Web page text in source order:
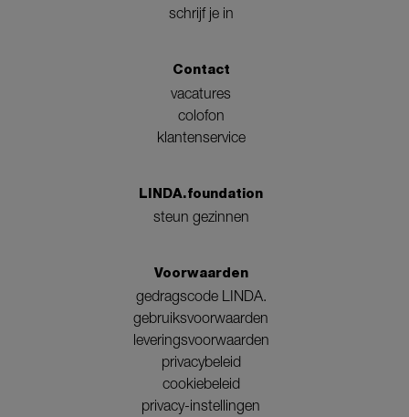
schrijf je in
Contact
vacatures
colofon
klantenservice
LINDA.foundation
steun gezinnen
Voorwaarden
gedragscode LINDA.
gebruiksvoorwaarden
leveringsvoorwaarden
privacybeleid
cookiebeleid
privacy-instellingen